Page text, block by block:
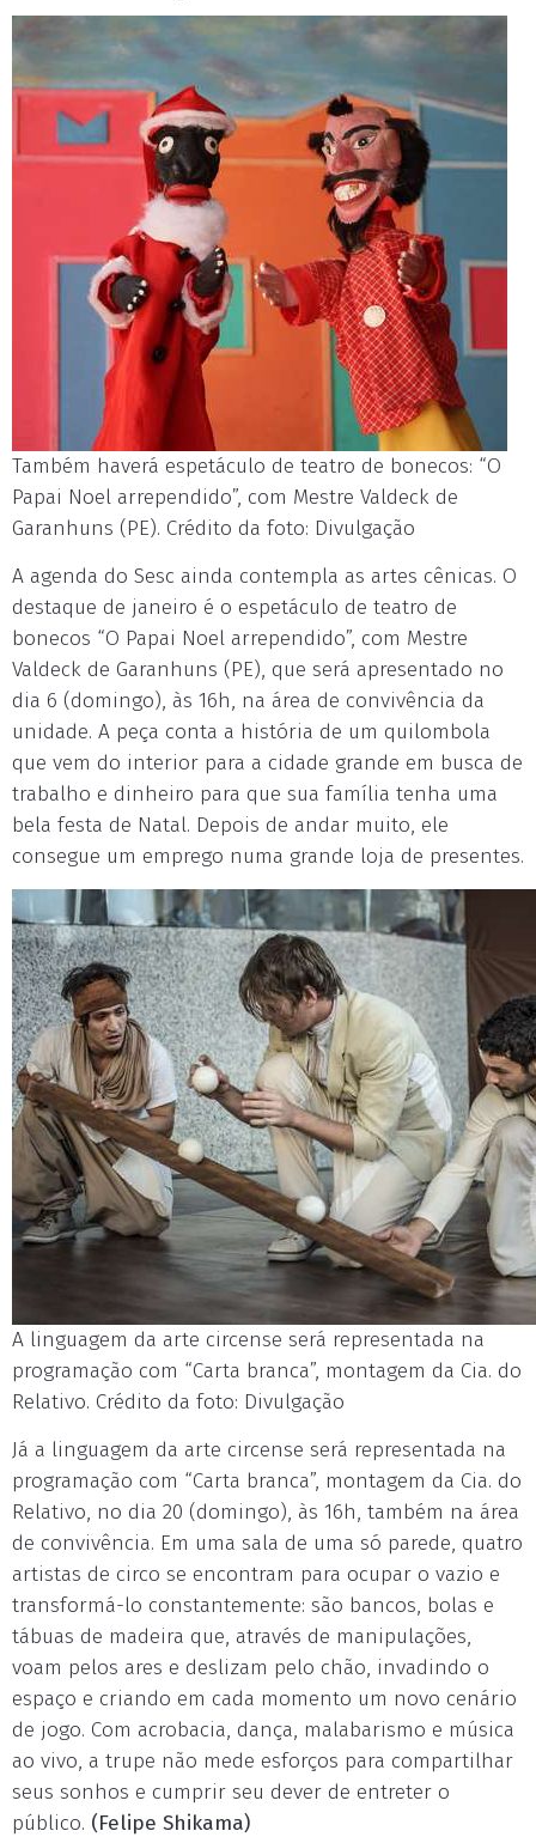
Também haverá espetáculo de teatro de bonecos: “O
Papai Noel arrependido”, com Mestre Valdeck de
Garanhuns (PE). Crédito da foto: Divulgação
A agenda do Sesc ainda contempla as artes cênicas. O
destaque de janeiro é o espetáculo de teatro de
bonecos “O Papai Noel arrependido”, com Mestre
Valdeck de Garanhuns (PE), que será apresentado no
dia 6 (domingo), às 16h, na área de convivência da
unidade. A peça conta a história de um quilombola
que vem do interior para a cidade grande em busca de
trabalho e dinheiro para que sua família tenha uma
bela festa de Natal. Depois de andar muito, ele
consegue um emprego numa grande loja de presentes.
A linguagem da arte circense será representada na
programação com “Carta branca”, montagem da Cia. do
Relativo. Crédito da foto: Divulgação
Já a linguagem da arte circense será representada na
programação com “Carta branca”, montagem da Cia. do
Relativo, no dia 20 (domingo), às 16h, também na área
de convivência. Em uma sala de uma só parede, quatro
artistas de circo se encontram para ocupar o vazio e
transformá-lo constantemente: são bancos, bolas e
tábuas de madeira que, através de manipulações,
voam pelos ares e deslizam pelo chão, invadindo o
espaço e criando em cada momento um novo cenário
de jogo. Com acrobacia, dança, malabarismo e música
ao vivo, a trupe não mede esforços para compartilhar
seus sonhos e cumprir seu dever de entreter o
público. (Felipe Shikama)